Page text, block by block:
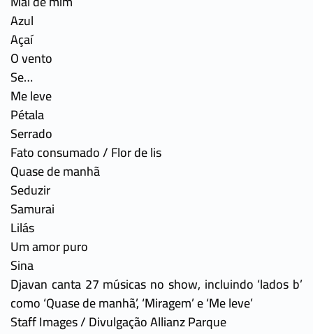
Azul
Açaí
O vento
Se…
Me leve
Pétala
Serrado
Fato consumado / Flor de lis
Quase de manhã
Seduzir
Samurai
Lilás
Um amor puro
Sina
Djavan canta 27 músicas no show, incluindo ‘lados b’
como ‘Quase de manhã’, ‘Miragem’ e ‘Me leve’
Staff Images / Divulgação Allianz Parque